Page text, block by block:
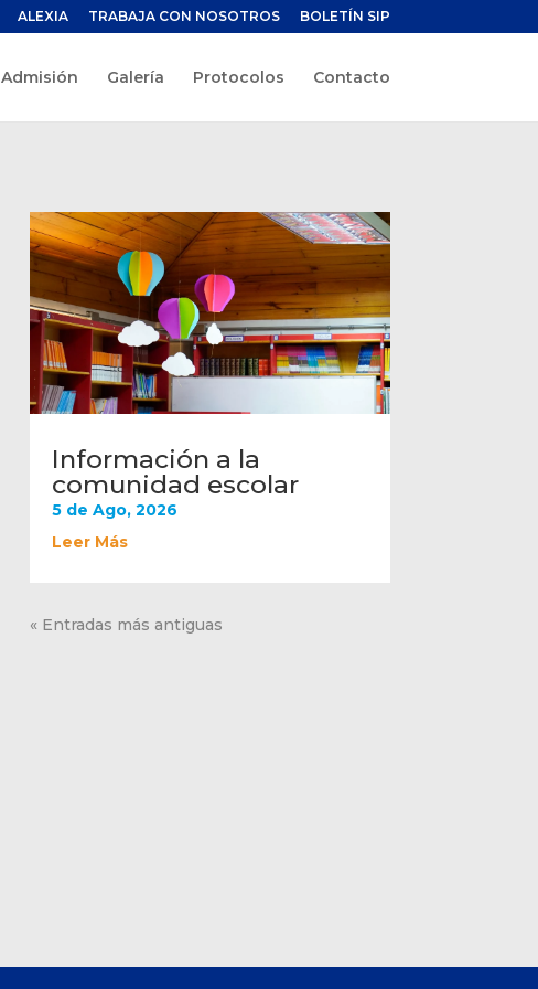
ALEXIA TRABAJA CON NOSOTROS BOLETÍN SIP
Admisión Galería Protocolos Contacto
Información a la
comunidad escolar
5 de Ago, 2026
Leer Más
« Entradas más antiguas